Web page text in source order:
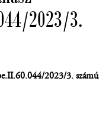
2023/3.
2023/3. számú